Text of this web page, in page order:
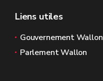
Liens utiles
Gouvernement Wallon
Parlement Wallon